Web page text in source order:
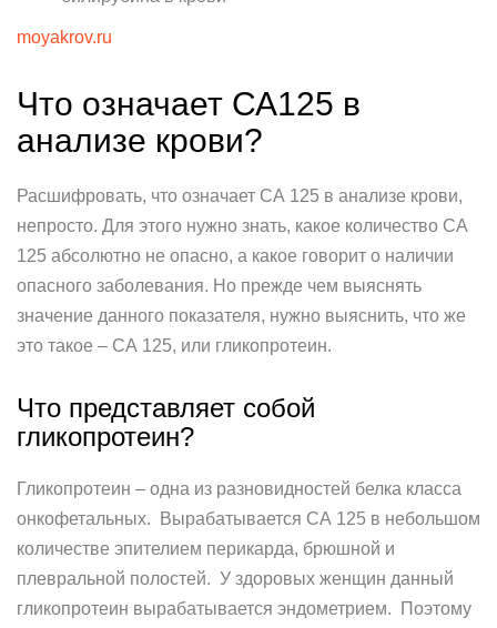
moyakrov.ru
Что означает СА125 в
анализе крови?
Расшифровать, что означает СА 125 в анализе крови,
непросто. Для этого нужно знать, какое количество СА
125 абсолютно не опасно, а какое говорит о наличии
опасного заболевания. Но прежде чем выяснять
значение данного показателя, нужно выяснить, что же
это такое – СА 125, или гликопротеин.
Что представляет собой
гликопротеин?
Гликопротеин – одна из разновидностей белка класса
онкофетальных. Вырабатывается СА 125 в небольшом
количестве эпителием перикарда, брюшной и
плевральной полостей. У здоровых женщин данный
гликопротеин вырабатывается эндометрием. Поэтому